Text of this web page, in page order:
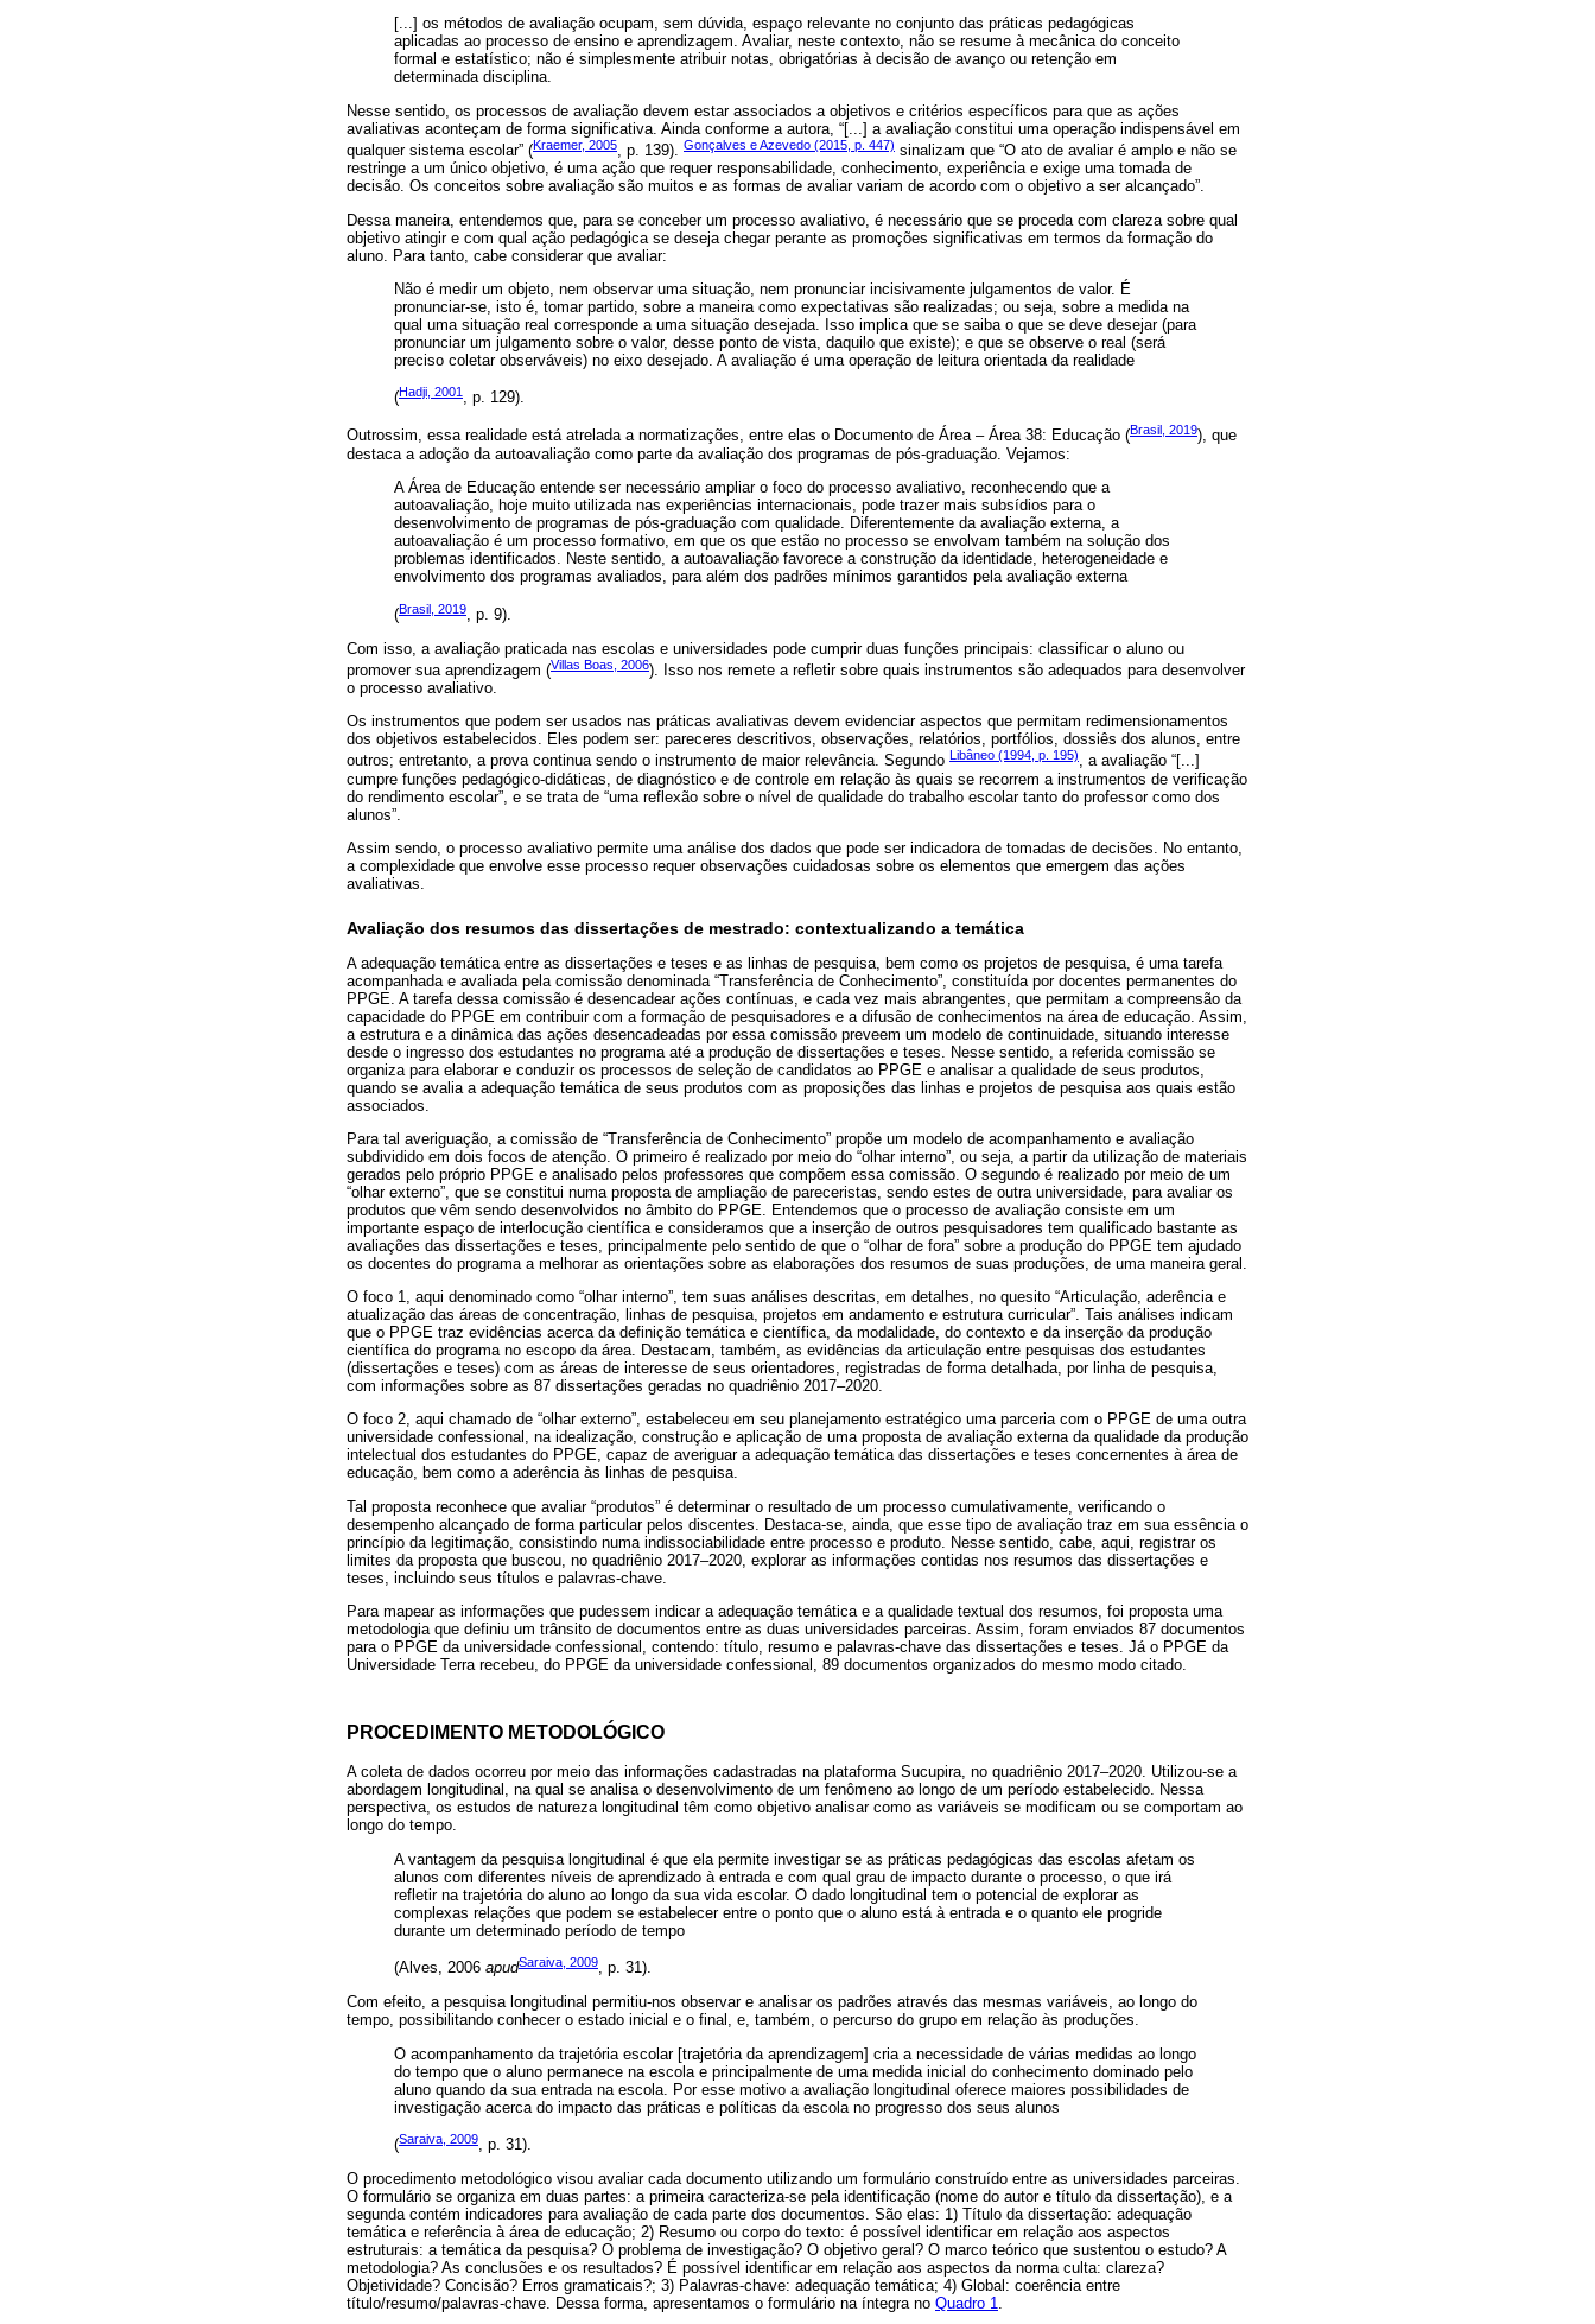
[...] os métodos de avaliação ocupam, sem dúvida, espaço relevante no conjunto das práticas pedagógicas
aplicadas ao processo de ensino e aprendizagem. Avaliar, neste contexto, não se resume à mecânica do conceito
formal e estatístico; não é simplesmente atribuir notas, obrigatórias à decisão de avanço ou retenção em
determinada disciplina.
Nesse sentido, os processos de avaliação devem estar associados a objetivos e critérios específicos para que as ações
avaliativas aconteçam de forma significativa. Ainda conforme a autora, “[...] a avaliação constitui uma operação indispensável em
qualquer sistema escolar” (Kraemer, 2005, p. 139). Gonçalves e Azevedo (2015, p. 447) sinalizam que “O ato de avaliar é amplo e não se
restringe a um único objetivo, é uma ação que requer responsabilidade, conhecimento, experiência e exige uma tomada de
decisão. Os conceitos sobre avaliação são muitos e as formas de avaliar variam de acordo com o objetivo a ser alcançado”.
Dessa maneira, entendemos que, para se conceber um processo avaliativo, é necessário que se proceda com clareza sobre qual
objetivo atingir e com qual ação pedagógica se deseja chegar perante as promoções significativas em termos da formação do
aluno. Para tanto, cabe considerar que avaliar:
Não é medir um objeto, nem observar uma situação, nem pronunciar incisivamente julgamentos de valor. É
pronunciar-se, isto é, tomar partido, sobre a maneira como expectativas são realizadas; ou seja, sobre a medida na
qual uma situação real corresponde a uma situação desejada. Isso implica que se saiba o que se deve desejar (para
pronunciar um julgamento sobre o valor, desse ponto de vista, daquilo que existe); e que se observe o real (será
preciso coletar observáveis) no eixo desejado. A avaliação é uma operação de leitura orientada da realidade
(Hadji, 2001, p. 129).
Outrossim, essa realidade está atrelada a normatizações, entre elas o Documento de Área – Área 38: Educação (Brasil, 2019), que
destaca a adoção da autoavaliação como parte da avaliação dos programas de pós-graduação. Vejamos:
A Área de Educação entende ser necessário ampliar o foco do processo avaliativo, reconhecendo que a
autoavaliação, hoje muito utilizada nas experiências internacionais, pode trazer mais subsídios para o
desenvolvimento de programas de pós-graduação com qualidade. Diferentemente da avaliação externa, a
autoavaliação é um processo formativo, em que os que estão no processo se envolvam também na solução dos
problemas identificados. Neste sentido, a autoavaliação favorece a construção da identidade, heterogeneidade e
envolvimento dos programas avaliados, para além dos padrões mínimos garantidos pela avaliação externa
(Brasil, 2019
, p. 9).
Com isso, a avaliação praticada nas escolas e universidades pode cumprir duas funções principais: classificar o aluno ou
promover sua aprendizagem (Villas Boas, 2006). Isso nos remete a refletir sobre quais instrumentos são adequados para desenvolver
o processo avaliativo.
Os instrumentos que podem ser usados nas práticas avaliativas devem evidenciar aspectos que permitam redimensionamentos
dos objetivos estabelecidos. Eles podem ser: pareceres descritivos, observações, relatórios, portfólios, dossiês dos alunos, entre
outros; entretanto, a prova continua sendo o instrumento de maior relevância. Segundo Libâneo (1994, p. 195), a avaliação “[...]
cumpre funções pedagógico-didáticas, de diagnóstico e de controle em relação às quais se recorrem a instrumentos de verificação
do rendimento escolar”, e se trata de “uma reflexão sobre o nível de qualidade do trabalho escolar tanto do professor como dos
alunos”.
Assim sendo, o processo avaliativo permite uma análise dos dados que pode ser indicadora de tomadas de decisões. No entanto,
a complexidade que envolve esse processo requer observações cuidadosas sobre os elementos que emergem das ações
avaliativas.
Avaliação dos resumos das dissertações de mestrado: contextualizando a temática
A adequação temática entre as dissertações e teses e as linhas de pesquisa, bem como os projetos de pesquisa, é uma tarefa
acompanhada e avaliada pela comissão denominada “Transferência de Conhecimento”, constituída por docentes permanentes do
PPGE. A tarefa dessa comissão é desencadear ações contínuas, e cada vez mais abrangentes, que permitam a compreensão da
capacidade do PPGE em contribuir com a formação de pesquisadores e a difusão de conhecimentos na área de educação. Assim,
a estrutura e a dinâmica das ações desencadeadas por essa comissão preveem um modelo de continuidade, situando interesse
desde o ingresso dos estudantes no programa até a produção de dissertações e teses. Nesse sentido, a referida comissão se
organiza para elaborar e conduzir os processos de seleção de candidatos ao PPGE e analisar a qualidade de seus produtos,
quando se avalia a adequação temática de seus produtos com as proposições das linhas e projetos de pesquisa aos quais estão
associados.
Para tal averiguação, a comissão de “Transferência de Conhecimento” propõe um modelo de acompanhamento e avaliação
subdividido em dois focos de atenção. O primeiro é realizado por meio do “olhar interno”, ou seja, a partir da utilização de materiais
gerados pelo próprio PPGE e analisado pelos professores que compõem essa comissão. O segundo é realizado por meio de um
“olhar externo”, que se constitui numa proposta de ampliação de pareceristas, sendo estes de outra universidade, para avaliar os
produtos que vêm sendo desenvolvidos no âmbito do PPGE. Entendemos que o processo de avaliação consiste em um
importante espaço de interlocução científica e consideramos que a inserção de outros pesquisadores tem qualificado bastante as
avaliações das dissertações e teses, principalmente pelo sentido de que o “olhar de fora” sobre a produção do PPGE tem ajudado
os docentes do programa a melhorar as orientações sobre as elaborações dos resumos de suas produções, de uma maneira geral.
O foco 1, aqui denominado como “olhar interno”, tem suas análises descritas, em detalhes, no quesito “Articulação, aderência e
atualização das áreas de concentração, linhas de pesquisa, projetos em andamento e estrutura curricular”. Tais análises indicam
que o PPGE traz evidências acerca da definição temática e científica, da modalidade, do contexto e da inserção da produção
científica do programa no escopo da área. Destacam, também, as evidências da articulação entre pesquisas dos estudantes
(dissertações e teses) com as áreas de interesse de seus orientadores, registradas de forma detalhada, por linha de pesquisa,
com informações sobre as 87 dissertações geradas no quadriênio 2017–2020.
O foco 2, aqui chamado de “olhar externo”, estabeleceu em seu planejamento estratégico uma parceria com o PPGE de uma outra
universidade confessional, na idealização, construção e aplicação de uma proposta de avaliação externa da qualidade da produção
intelectual dos estudantes do PPGE, capaz de averiguar a adequação temática das dissertações e teses concernentes à área de
educação, bem como a aderência às linhas de pesquisa.
Tal proposta reconhece que avaliar “produtos” é determinar o resultado de um processo cumulativamente, verificando o
desempenho alcançado de forma particular pelos discentes. Destaca-se, ainda, que esse tipo de avaliação traz em sua essência o
princípio da legitimação, consistindo numa indissociabilidade entre processo e produto. Nesse sentido, cabe, aqui, registrar os
limites da proposta que buscou, no quadriênio 2017–2020, explorar as informações contidas nos resumos das dissertações e
teses, incluindo seus títulos e palavras-chave.
Para mapear as informações que pudessem indicar a adequação temática e a qualidade textual dos resumos, foi proposta uma
metodologia que definiu um trânsito de documentos entre as duas universidades parceiras. Assim, foram enviados 87 documentos
para o PPGE da universidade confessional, contendo: título, resumo e palavras-chave das dissertações e teses. Já o PPGE da
Universidade Terra recebeu, do PPGE da universidade confessional, 89 documentos organizados do mesmo modo citado.
PROCEDIMENTO METODOLÓGICO
A coleta de dados ocorreu por meio das informações cadastradas na plataforma Sucupira, no quadriênio 2017–2020. Utilizou-se a
abordagem longitudinal, na qual se analisa o desenvolvimento de um fenômeno ao longo de um período estabelecido. Nessa
perspectiva, os estudos de natureza longitudinal têm como objetivo analisar como as variáveis se modificam ou se comportam ao
longo do tempo.
A vantagem da pesquisa longitudinal é que ela permite investigar se as práticas pedagógicas das escolas afetam os
alunos com diferentes níveis de aprendizado à entrada e com qual grau de impacto durante o processo, o que irá
refletir na trajetória do aluno ao longo da sua vida escolar. O dado longitudinal tem o potencial de explorar as
complexas relações que podem se estabelecer entre o ponto que o aluno está à entrada e o quanto ele progride
durante um determinado período de tempo
(Alves, 2006 apudSaraiva, 2009, p. 31).
Com efeito, a pesquisa longitudinal permitiu-nos observar e analisar os padrões através das mesmas variáveis, ao longo do
tempo, possibilitando conhecer o estado inicial e o final, e, também, o percurso do grupo em relação às produções.
O acompanhamento da trajetória escolar [trajetória da aprendizagem] cria a necessidade de várias medidas ao longo
do tempo que o aluno permanece na escola e principalmente de uma medida inicial do conhecimento dominado pelo
aluno quando da sua entrada na escola. Por esse motivo a avaliação longitudinal oferece maiores possibilidades de
investigação acerca do impacto das práticas e políticas da escola no progresso dos seus alunos
(Saraiva, 2009, p. 31).
O procedimento metodológico visou avaliar cada documento utilizando um formulário construído entre as universidades parceiras.
O formulário se organiza em duas partes: a primeira caracteriza-se pela identificação (nome do autor e título da dissertação), e a
segunda contém indicadores para avaliação de cada parte dos documentos. São elas: 1) Título da dissertação: adequação
temática e referência à área de educação; 2) Resumo ou corpo do texto: é possível identificar em relação aos aspectos
estruturais: a temática da pesquisa? O problema de investigação? O objetivo geral? O marco teórico que sustentou o estudo? A
metodologia? As conclusões e os resultados? É possível identificar em relação aos aspectos da norma culta: clareza?
Objetividade? Concisão? Erros gramaticais?; 3) Palavras-chave: adequação temática; 4) Global: coerência entre
título/resumo/palavras-chave. Dessa forma, apresentamos o formulário na íntegra no Quadro 1